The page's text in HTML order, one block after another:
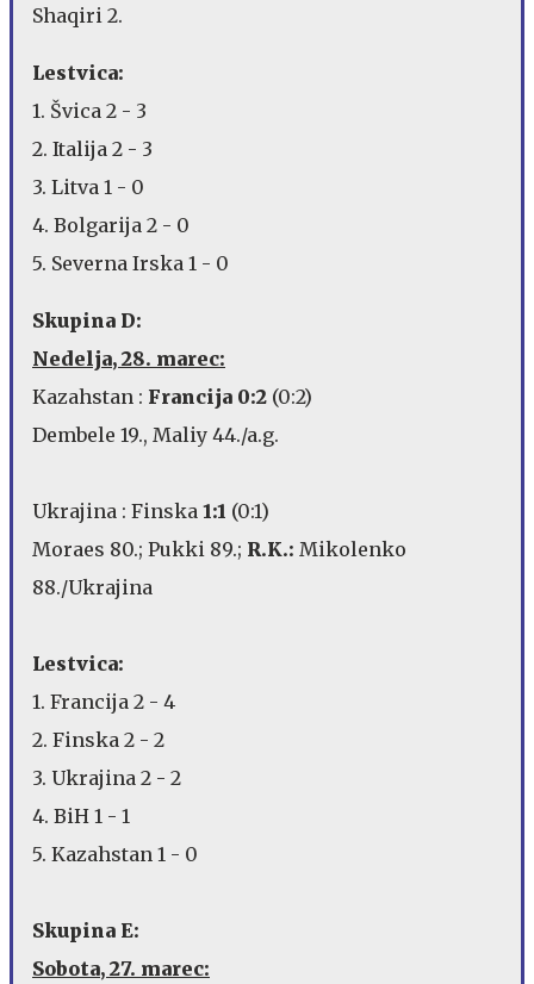
Shaqiri 2.
Lestvica:
1. Švica 2 - 3
2. Italija 2 - 3
3. Litva 1 - 0
4. Bolgarija 2 - 0
5. Severna Irska 1 - 0
Skupina D:
Nedelja, 28. marec:
Kazahstan : Francija 0:2 (0:2)
Dembele 19., Maliy 44./a.g.
Ukrajina : Finska 1:1 (0:1)
Moraes 80.; Pukki 89.; R.K.: Mikolenko
88./Ukrajina
Lestvica:
1. Francija 2 - 4
2. Finska 2 - 2
3. Ukrajina 2 - 2
4. BiH 1 - 1
5. Kazahstan 1 - 0
Skupina E:
Sobota, 27. marec: